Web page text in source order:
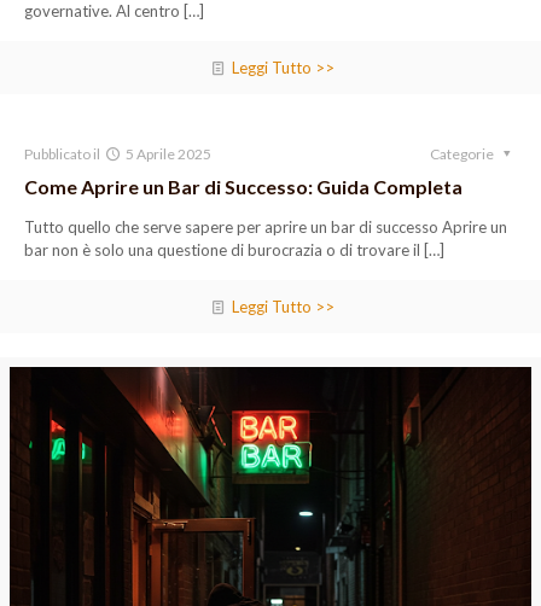
governative. Al centro […]
Leggi Tutto >>
Pubblicato il 5 Aprile 2025 Categorie
Come Aprire un Bar di Successo: Guida Completa
Tutto quello che serve sapere per aprire un bar di successo Aprire un
bar non è solo una questione di burocrazia o di trovare il […]
Leggi Tutto >>